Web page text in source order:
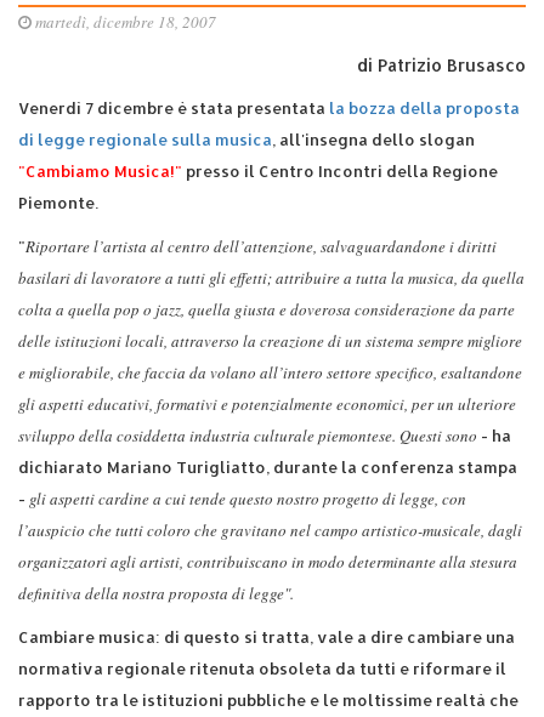
martedì, dicembre 18, 2007
di Patrizio Brusasco
Venerdì 7 dicembre è stata presentata la bozza della proposta
di legge regionale sulla musica , all'insegna dello slogan
"Cambiamo Musica!" presso il Centro Incontri della Regione
Piemonte.
"Riportare l’artista al centro dell’attenzione, salvaguardandone i diritti
basilari di lavoratore a tutti gli effetti; attribuire a tutta la musica, da quella
colta a quella pop o jazz, quella giusta e doverosa considerazione da parte
delle istituzioni locali, attraverso la creazione di un sistema sempre migliore
e migliorabile, che faccia da volano all’intero settore specifico, esaltandone
gli aspetti educativi, formativi e potenzialmente economici, per un ulteriore
sviluppo della cosiddetta industria culturale piemontese. Questisono - ha
dichiarato Mariano Turigliatto, durante la conferenza stampa
- gli aspetti cardine a cui tende questo nostro progetto di legge, con
l’auspicio che tutti coloro che gravitano nel campo artistico-musicale, dagli
organizzatori agli artisti, contribuiscano in modo determinante alla stesura
definitiva della nostra proposta di legge".
Cambiare musica: di questo si tratta, vale a dire cambiare una
normativa regionale ritenuta obsoleta da tutti e riformare il
rapporto tra le istituzioni pubbliche e le moltissime realtà che